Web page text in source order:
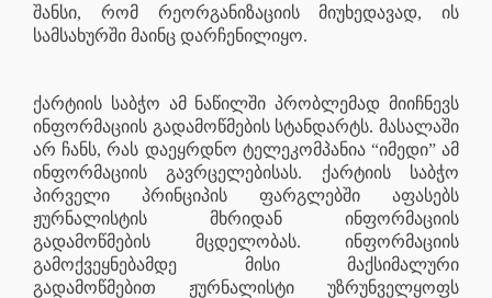
შანსი, რომ რეორგანიზაციის მიუხედავად, ის
სამსახურში მაინც დარჩენილიყო.
ქარტიის საბჭო ამ ნაწილში პრობლემად მიიჩნევს
ინფორმაციის გადამოწმების სტანდარტს. მასალაში
არ ჩანს, რას დაეყრდნო ტელეკომპანია “იმედი” ამ
ინფორმაციის გავრცელებისას. ქარტიის საბჭო
პირველი პრინციპის ფარგლებში აფასებს
ჟურნალისტის მხრიდან ინფორმაციის
გადამოწმების მცდელობას. ინფორმაციის
გამოქვეყნებამდე მისი მაქსიმალური
გადამოწმებით ჟურნალისტი უზრუნველყოფს